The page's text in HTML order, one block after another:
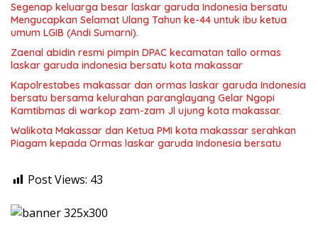
Segenap keluarga besar laskar garuda Indonesia bersatu
Mengucapkan Selamat Ulang Tahun ke-44 untuk ibu ketua
umum LGIB (Andi Sumarni).
Zaenal abidin resmi pimpin DPAC kecamatan tallo ormas
laskar garuda indonesia bersatu kota makassar
Kapolrestabes makassar dan ormas laskar garuda Indonesia
bersatu bersama kelurahan paranglayang Gelar Ngopi
Kamtibmas di warkop zam-zam Jl ujung kota makassar.
Walikota Makassar dan Ketua PMI kota makassar serahkan
Piagam kepada Ormas laskar garuda Indonesia bersatu
Post Views: 43